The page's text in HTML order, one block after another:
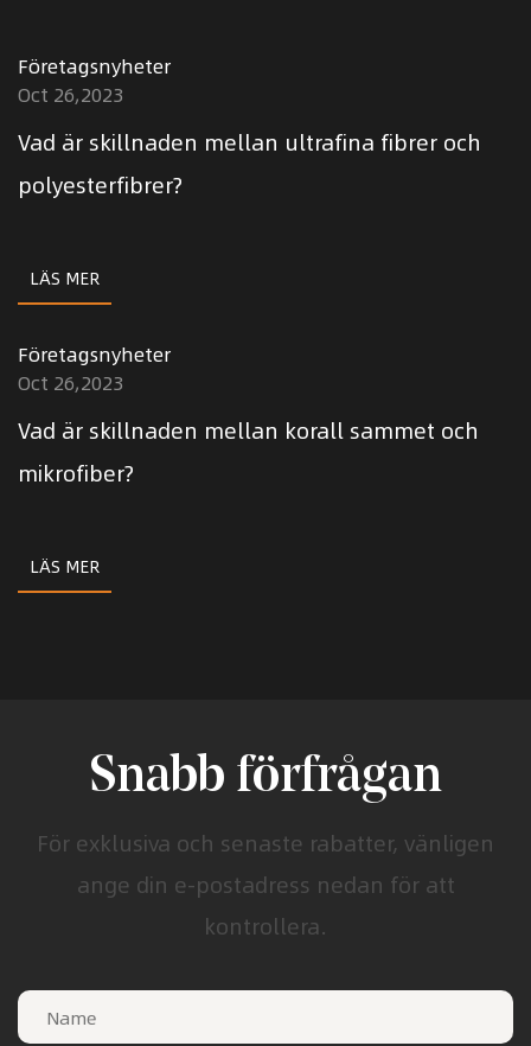
Företagsnyheter
Oct 26,2023
Vad är skillnaden mellan ultrafina fibrer och
polyesterfibrer?
LÄS MER
Företagsnyheter
Oct 26,2023
Vad är skillnaden mellan korall sammet och
mikrofiber?
LÄS MER
Snabb förfrågan
För exklusiva och senaste rabatter, vänligen
ange din e-postadress nedan för att
kontrollera.